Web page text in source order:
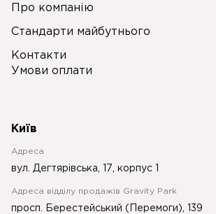
Про компанію
Стандарти майбутнього
Контакти
Умови оплати
Київ
Адреса
вул. Дегтярівська, 17, корпус 1
Адреса відділу продажів Gravity Park
просп. Берестейський (Перемоги), 139